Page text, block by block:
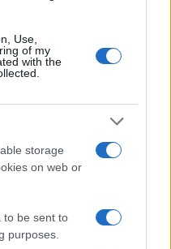
Use,
of my
with the
storage
on web or
to be sent to
purposes.